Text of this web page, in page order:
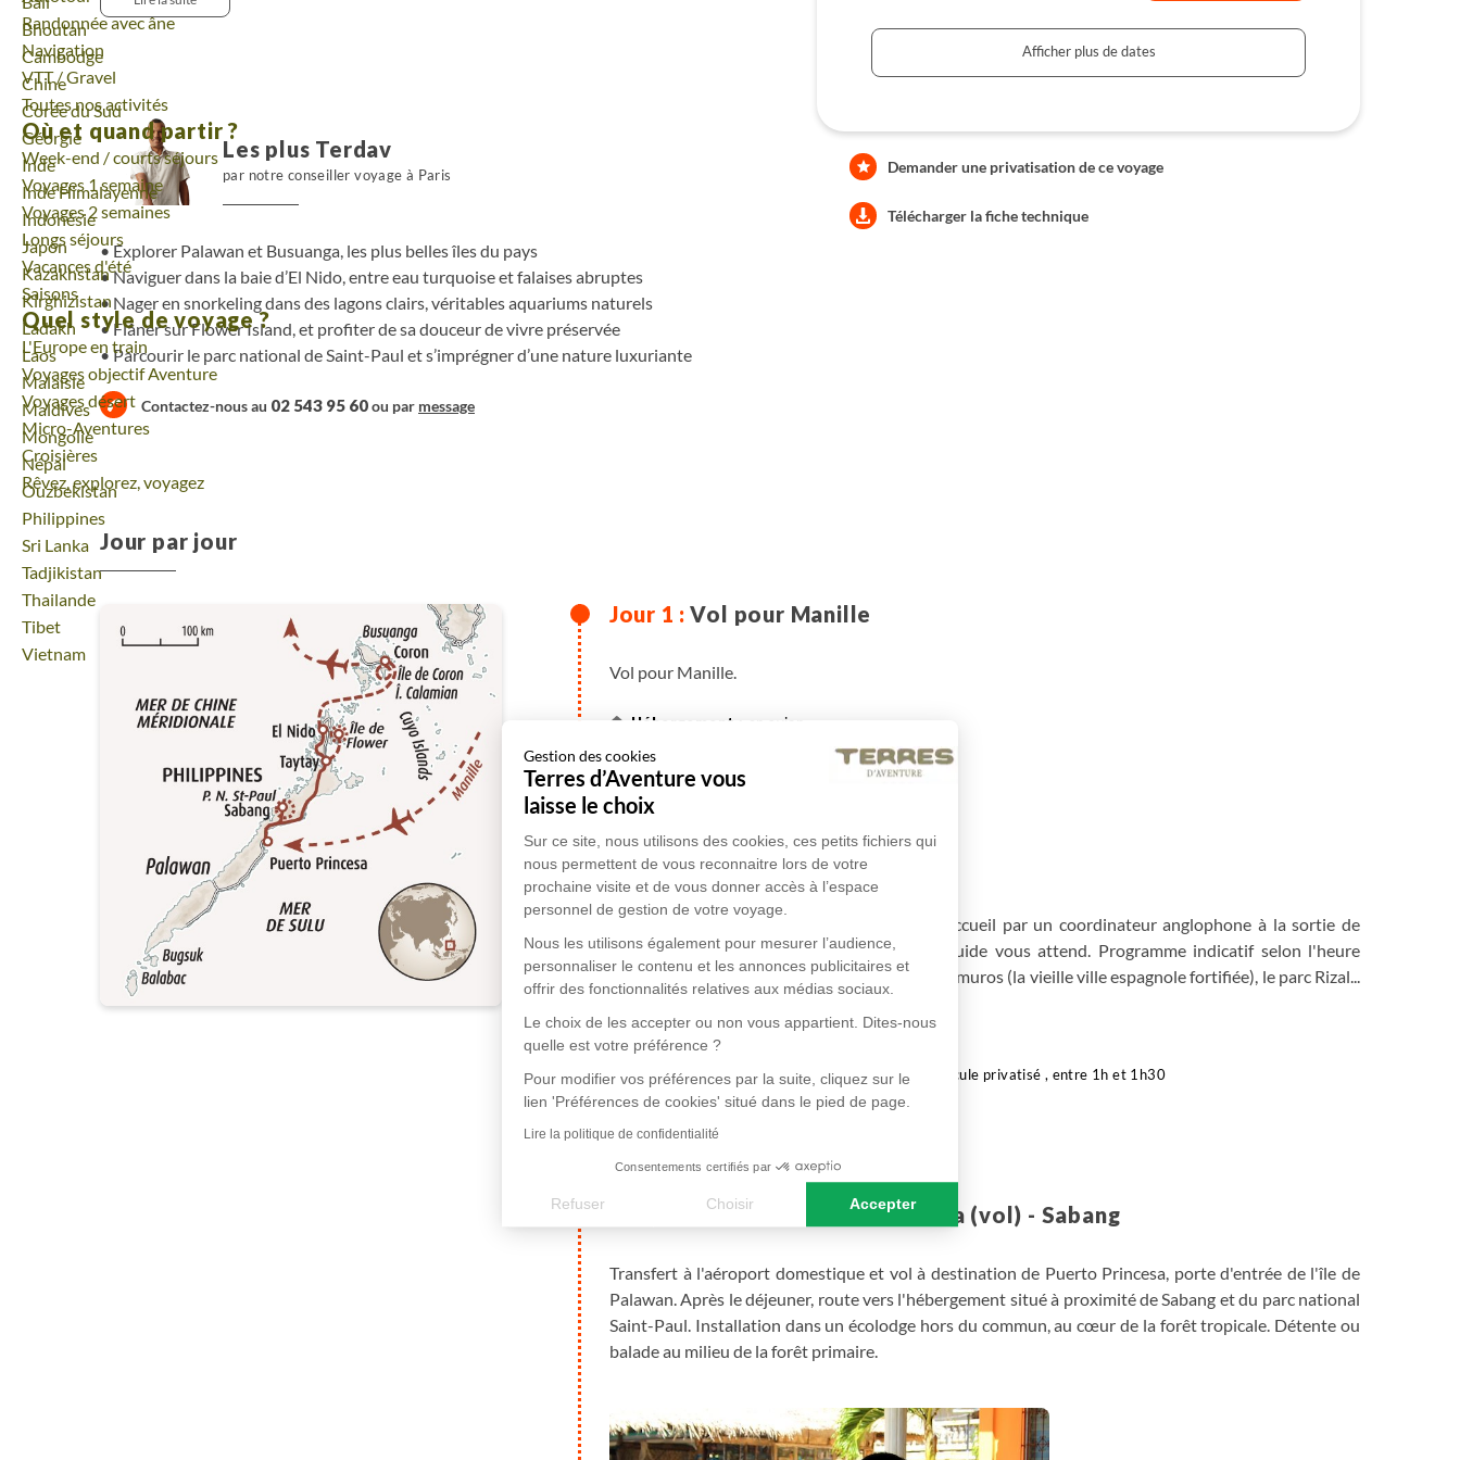
Gestion des cookies
Terres d’Aventure vous
laisse le choix
Sur ce site, nous utilisons des cookies, ces petits fichiers qui
nous permettent de vous reconnaitre lors de votre
prochaine visite et de vous donner accès à l’espace
personnel de gestion de votre voyage.
Nous les utilisons également pour mesurer l’audience,
personnaliser le contenu et les annonces publicitaires et
offrir des fonctionnalités relatives aux médias sociaux.
Le choix de les accepter ou non vous appartient. Dites-nous
quelle est votre préférence ?
Pour modifier vos préférences par la suite, cliquez sur le
lien 'Préférences de cookies' situé dans le pied de page.
Lire la politique de confidentialité
Consentements certifiés par
Refuser Choisir Accepter
Axeptio consent
Plateforme de Gestion du Consentement : Personnalisez vos Options
Notre plateforme vous permet d'adapter et de gérer vos paramètres de confidentialité, en garantissant la conformité avec
Voyage
Bhoutan
Voyage
Cambodge
Voyage
Chine
Voyage
Corée du Sud
Voyage
Géorgie
Voyage
Inde
Voyage
Inde Himalayenne
Voyage
Indonésie
Voyage
Japon
Voyage
Kazakhstan
Voyage
Kirghizistan
Voyage
Ladakh
Voyage
Laos
Voyage
Malaisie
Voyage
Maldives
Voyage
Mongolie
Voyage
Népal
Voyage
Ouzbekistan
Voyage
Philippines
Voyage
Sri Lanka
Voyage
Tadjikistan
Voyage
Thailande
Voyage
Tibet
Voyage
Vietnam
Randonnée avec âne
Navigation
VTT / Gravel
Toutes nos activités
Où et quand partir ?
Week-end / courts séjours
Voyages 1 semaine
Voyages 2 semaines
Longs séjours
Vacances d'été
Saisons
Quel style de voyage ?
L'Europe en train
Voyages objectif Aventure
Voyages désert
Micro-Aventures
Croisières
Rêvez, explorez, voyagez
dentelées qui tombent dans la mer. Sous ces eaux chaudes et tranquilles, nous
nageons dans un véritable aquarium naturel, habitat de nombreuses espèces de
coraux et poissons tropicaux. Embarquement immédiat pour l'une des plus belles
destinations au monde.
Les plus Terdav
par notre conseiller voyage à Paris
Explorer Palawan et Busuanga, les plus belles îles du pays
Naviguer dans la baie d’El Nido, entre eau turquoise et falaises abruptes
Nager en snorkeling dans des lagons clairs, véritables aquariums naturels
Flâner sur Flower Island, et profiter de sa douceur de vivre préservée
Parcourir le parc national de Saint-Paul et s’imprégner d’une nature luxuriante
Contactez-nous au 02 543 95 60ou par message
Afficher plus de dates
Demander une privatisation de ce voyage
Télécharger la fiche technique
Jour par jour
Vol pour Manille
Vol pour Manille.
en avion
Plus de détails
Manille
Arrivée à Manille, capitale des Philippines. Accueil par un coordinateur anglophone à la sortie de
l'aéroport puis transfert à l'hôtel où votre guide vous attend. Programme indicatif selon l'heure
d'arrivée de votre vol : balade à pied dans Intramuros (la vieille ville espagnole fortifiée), le parc Rizal...
en hôtel Véhicule privatisé , entre 1h et 1h30
Plus de détails
Manille - Puerto Princesa (vol) - Sabang
Transfert à l'aéroport domestique et vol à destination de Puerto Princesa, porte d'entrée de l'île de
Palawan. Après le déjeuner, route vers l'hébergement situé à proximité de Sabang et du parc national
Saint-Paul. Installation dans un écolodge hors du commun, au cœur de la forêt tropicale. Détente ou
balade au milieu de la forêt primaire.